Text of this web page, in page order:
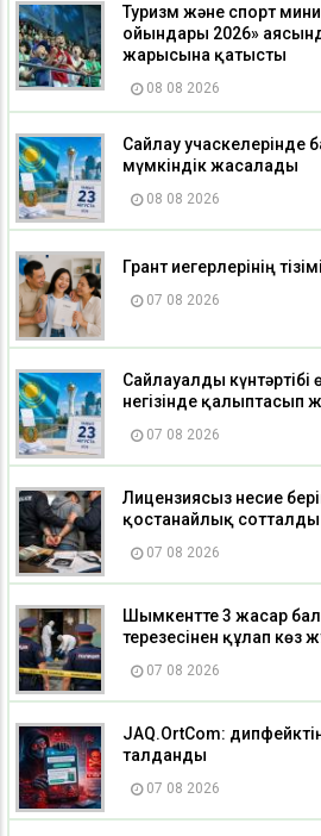
Туризм және спорт
ойындары 2026»
жарысына қатысты
08 08 2026
Сайлау учаскелерінде
мүмкіндік жасалады
08 08 2026
Грант иегерлерінің
07 08 2026
Сайлауалды күнтәртібі
негізінде қалыптасып
07 08 2026
Лицензиясыз несие
қостанайлық сотталды
07 08 2026
Шымкентте 3 жасар
терезесінен құлап көз
07 08 2026
JAQ.OrtCom:
талданды
07 08 2026